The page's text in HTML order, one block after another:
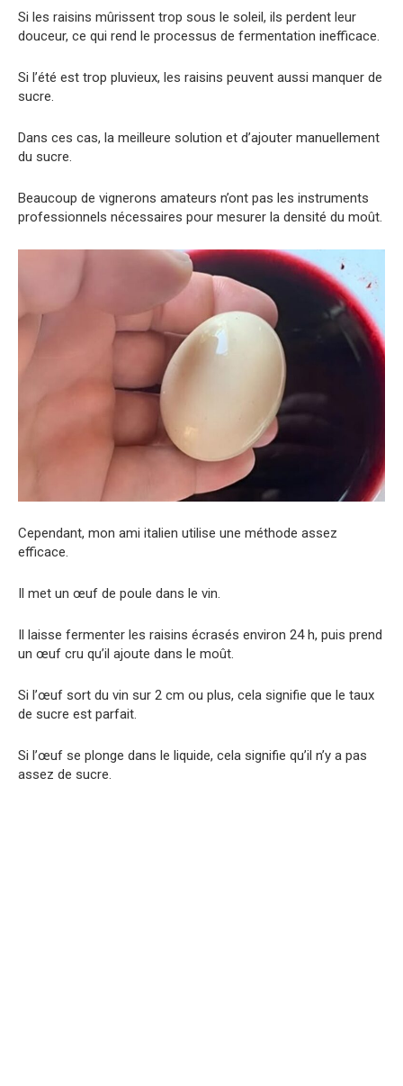
Si les raisins mûrissent trop sous le soleil, ils perdent leur
douceur, ce qui rend le processus de fermentation inefficace.
Si l’été est trop pluvieux, les raisins peuvent aussi manquer de
sucre.
Dans ces cas, la meilleure solution et d’ajouter manuellement
du sucre.
Beaucoup de vignerons amateurs n’ont pas les instruments
professionnels nécessaires pour mesurer la densité du moût.
Cependant, mon ami italien utilise une méthode assez
efficace.
Il met un œuf de poule dans le vin.
Il laisse fermenter les raisins écrasés environ 24 h, puis prend
un œuf cru qu’il ajoute dans le moût.
Si l’œuf sort du vin sur 2 cm ou plus, cela signifie que le taux
de sucre est parfait.
Si l’œuf se plonge dans le liquide, cela signifie qu’il n’y a pas
assez de sucre.